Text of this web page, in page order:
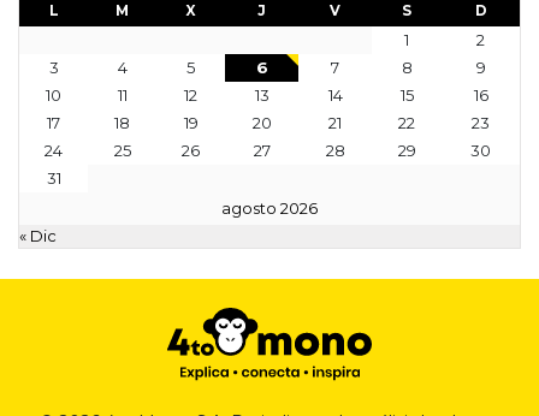
agosto 2026
L M X J V S D
1
2
3
4 5 6 7 8
9
10
11 12 13 14 15
16
17
18 19 20 21 22
23
24
25 26 27 28 29
30
31
« Dic